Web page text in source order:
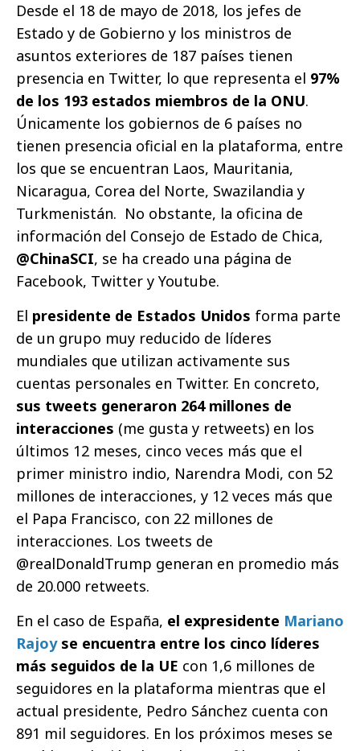
Desde el 18 de mayo de 2018, los jefes de
Estado y de Gobierno y los ministros de
asuntos exteriores de 187 países tienen
presencia en Twitter, lo que representa el 97%
de los 193 estados miembros de la ONU.
Únicamente los gobiernos de 6 países no
tienen presencia oficial en la plataforma, entre
los que se encuentran Laos, Mauritania,
Nicaragua, Corea del Norte, Swazilandia y
Turkmenistán. No obstante, la oficina de
información del Consejo de Estado de Chica,
@ChinaSCI, se ha creado una página de
Facebook, Twitter y Youtube.
El presidente de Estados Unidos forma parte
de un grupo muy reducido de líderes
mundiales que utilizan activamente sus
cuentas personales en Twitter. En concreto,
sus tweets generaron 264 millones de
interacciones (me gusta y retweets) en los
últimos 12 meses, cinco veces más que el
primer ministro indio, Narendra Modi, con 52
millones de interacciones, y 12 veces más que
el Papa Francisco, con 22 millones de
interacciones. Los tweets de
@realDonaldTrump generan en promedio más
de 20.000 retweets.
En el caso de España, el expresidente Mariano
Rajoyse encuentra entre los cinco líderes
más seguidos de la UE con 1,6 millones de
seguidores en la plataforma mientras que el
actual presidente, Pedro Sánchez cuenta con
891 mil seguidores. En los próximos meses se